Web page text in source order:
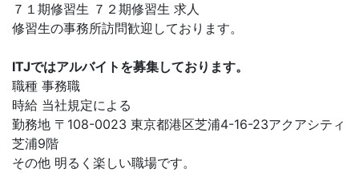
７１期修習生 ７２期修習生 求人
修習生の事務所訪問歓迎しております。
ITJではアルバイトを募集しております。
職種 事務職
時給 当社規定による
勤務地 〒108-0023 東京都港区芝浦4-16-23アクアシティ
芝浦9階
その他 明るく楽しい職場です。